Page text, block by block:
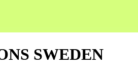
SWEDEN